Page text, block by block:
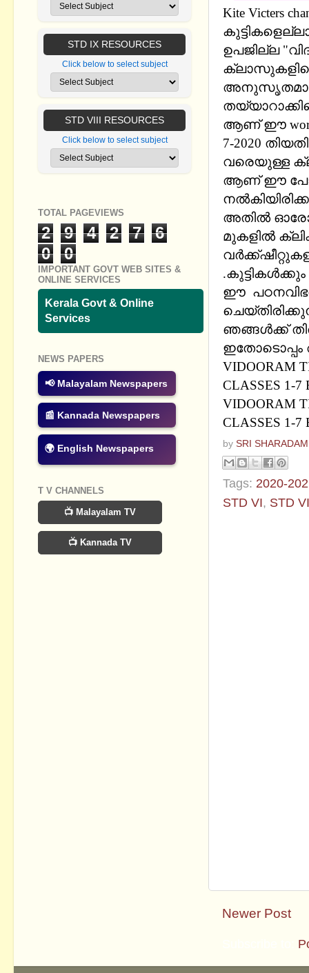
Kite
ഉപജില്ല
അനുസൃതമായ
ആണ് ഈ
7-2020
വരെയുള്ള
ആണ് ഈ
അതില്‍ ഓരോ
മുകളില്‍
ഈ
ഞങ്ങള്‍ക്ക്
ഇതോടൊപ്പം
VIDOORAM
CLASSES 1-7
VIDOORAM
CLASSES 1-7
by SRI
Tags: 2020-
STD VI, STD
Newer Post
STD IX RESOURCES
Click below to select subject
STD VIII RESOURCES
Click below to select subject
TOTAL PAGEVIEWS
2 9 4 2 7
6
0
0
IMPORTANT GOVT WEB SITES &
ONLINE SERVICES
Kerala Govt & Online
Services
NEWS PAPERS
📢 Malayalam Newspapers
📰 Kannada Newspapers
🌍 English Newspapers
T V CHANNELS
📺 Malayalam TV
📺 Kannada TV